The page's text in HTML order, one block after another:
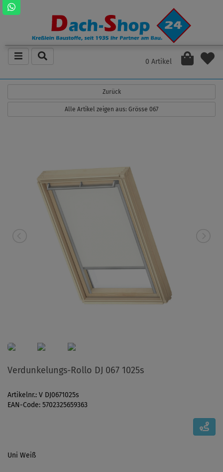
0 Artikel
Zurück
Alle Artikel zeigen aus: Grösse 067
Verdunkelungs-Rollo DJ 067 1025s
Artikelnr.: V DJ0671025s
EAN-Code: 5702325659363
Uni Weiß